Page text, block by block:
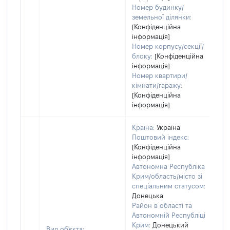
Номер будинку/
земельної ділянки:
[Конфіденційна
інформація]
Номер корпусу/секції/
блоку: [Конфіденційна
інформація]
Номер квартири/
кімнати/гаражу:
[Конфіденційна
інформація]
Країна: Україна
Поштовий індекс:
[Конфіденційна
інформація]
Автономна Республіка
Крим/область/місто зі
спеціальним статусом:
Донецька
Район в області та
Автономній Республіці
Крим: Донецький